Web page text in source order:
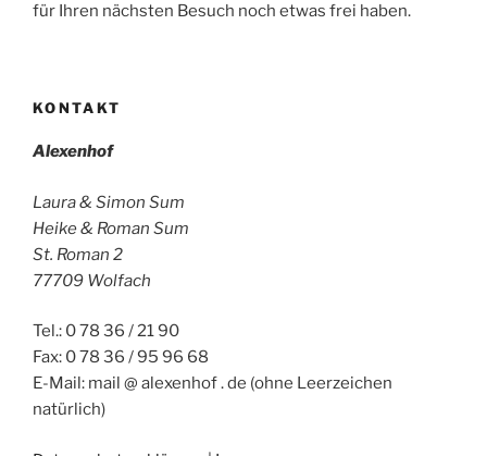
für Ihren nächsten Besuch noch etwas frei haben.
KONTAKT
Alexenhof
Laura & Simon Sum
Heike & Roman Sum
St. Roman 2
77709 Wolfach
Tel.: 0 78 36 / 21 90
Fax: 0 78 36 / 95 96 68
E-Mail: mail @ alexenhof . de (ohne Leerzeichen
natürlich)